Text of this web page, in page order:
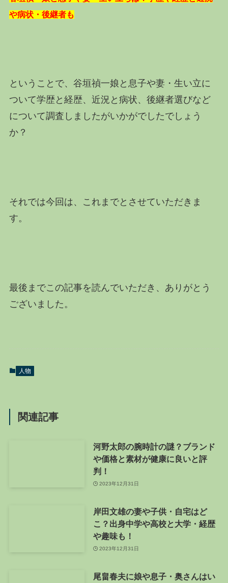
や病状・後継者も
ということで、谷垣禎一娘と息子や妻・生い立に
ついて学歴と経歴、近況と病状、後継者選びなど
について調査しましたがいかがでしたでしょう
か？
それでは今回は、これまでとさせていただきま
す。
最後までこの記事を読んでいただき、ありがとう
ございました。
人物
関連記事
河野太郎の腕時計の謎？ブランド
や価格と素材が健康に良いと評
判！
2023年12月31日
岸田文雄の妻や子供・自宅はど
こ？出身中学や高校と大学・経歴
や趣味も！
2023年12月31日
尾畠春夫に娘や息子・奥さんはい